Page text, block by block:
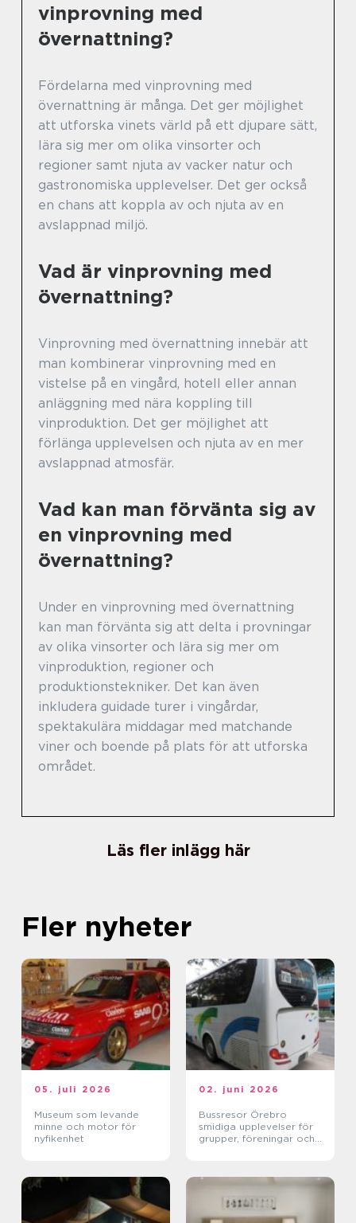
vinprovning med
övernattning?
Fördelarna med vinprovning med
övernattning är många. Det ger möjlighet
att utforska vinets värld på ett djupare sätt,
lära sig mer om olika vinsorter och
regioner samt njuta av vacker natur och
gastronomiska upplevelser. Det ger också
en chans att koppla av och njuta av en
avslappnad miljö.
Vad är vinprovning med
övernattning?
Vinprovning med övernattning innebär att
man kombinerar vinprovning med en
vistelse på en vingård, hotell eller annan
anläggning med nära koppling till
vinproduktion. Det ger möjlighet att
förlänga upplevelsen och njuta av en mer
avslappnad atmosfär.
Vad kan man förvänta sig av
en vinprovning med
övernattning?
Under en vinprovning med övernattning
kan man förvänta sig att delta i provningar
av olika vinsorter och lära sig mer om
vinproduktion, regioner och
produktionstekniker. Det kan även
inkludera guidade turer i vingårdar,
spektakulära middagar med matchande
viner och boende på plats för att utforska
området.
Läs fler inlägg här
Fler nyheter
05. juli 2026
Museum som levande
minne och motor för
nyfikenhet
02. juni 2026
Bussresor Örebro
smidiga upplevelser för
grupper, föreningar och